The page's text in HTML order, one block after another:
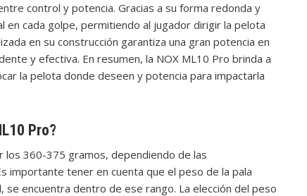
control y potencia. Gracias a su forma redonda y
en cada golpe, permitiendo al jugador dirigir la pelota
en su construcción garantiza una gran potencia en
y efectiva. En resumen, la NOX ML10 Pro brinda a
la pelota donde deseen y potencia para impactarla
Pro?
los 360-375 gramos, dependiendo de las
importante tener en cuenta que el peso de la pala
encuentra dentro de ese rango. La elección del peso